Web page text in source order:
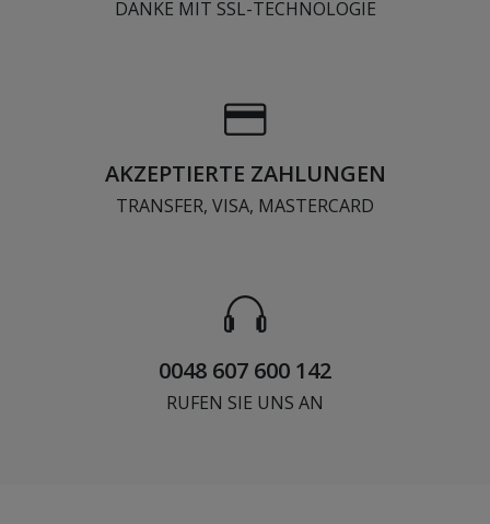
DANKE MIT SSL-TECHNOLOGIE
AKZEPTIERTE ZAHLUNGEN
TRANSFER, VISA, MASTERCARD
0048 607 600 142
RUFEN SIE UNS AN